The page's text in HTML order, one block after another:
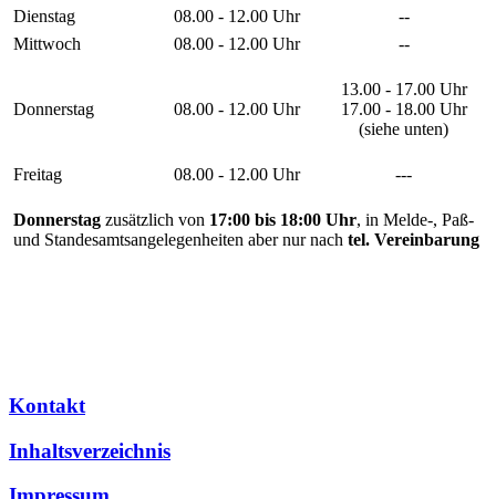
Dienstag
08.00 - 12.00 Uhr
--
Mittwoch
08.00 - 12.00 Uhr --
Donnerstag 08.00 - 12.00 Uhr
13.00 - 17.00 Uhr
17.00 - 18.00 Uhr
(siehe unten)
Freitag 08.00 - 12.00 Uhr ---
Donnerstag zusätzlich von 17:00 bis 18:00 Uhr, in Melde-, Paß-
und Standesamtsangelegenheiten aber nur nach tel. Vereinbarung
Kontakt
Inhaltsverzeichnis